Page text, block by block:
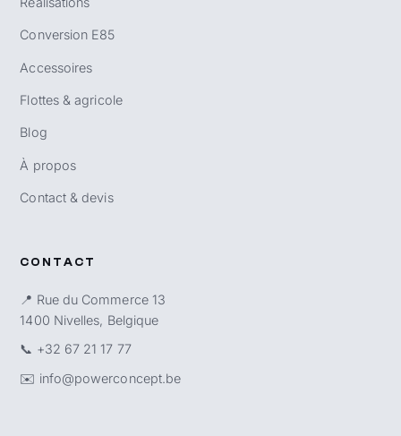
Conversion E85
Accessoires
Flottes & agricole
Blog
À propos
Contact & devis
CONTACT
📍 Rue du Commerce 13
1400 Nivelles, Belgique
📞 +32 67 21 17 77
✉️ info@powerconcept.be